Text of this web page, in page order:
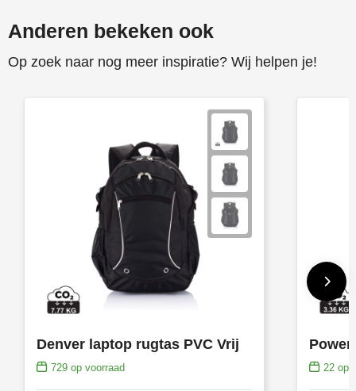
Anderen bekeken ook
Op zoek naar nog meer inspiratie? Wij helpen je!
Denver laptop rugtas PVC Vrij
729op voorraad 22op